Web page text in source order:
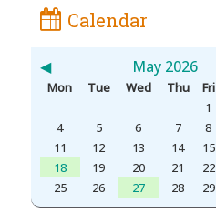
Calendar
◀︎ May 2026
Mon Tue Wed Thu Fri
1
4
5 6 7 8
11
12 13 14 15
18
19 20 21 22
25
26 27 28 29